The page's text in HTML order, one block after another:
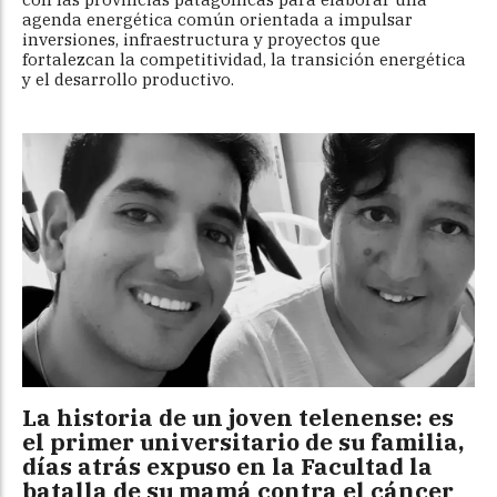
agenda energética común orientada a impulsar
inversiones, infraestructura y proyectos que
fortalezcan la competitividad, la transición energética
y el desarrollo productivo.
La historia de un joven telenense: es
el primer universitario de su familia,
días atrás expuso en la Facultad la
batalla de su mamá contra el cáncer